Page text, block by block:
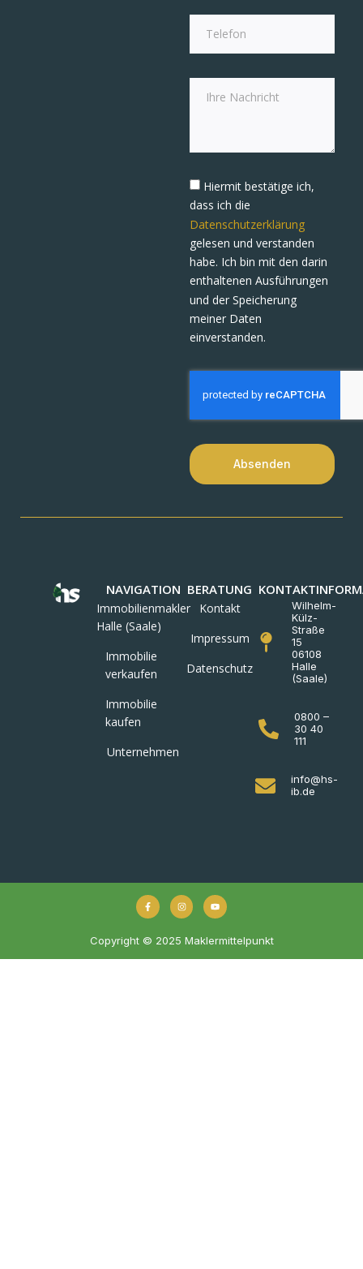
Hiermit bestätige ich,
dass ich die
Datenschutzerklärung
gelesen und verstanden
habe. Ich bin mit den darin
enthaltenen Ausführungen
und der Speicherung
meiner Daten
einverstanden.
Absenden
NAVIGATION
Immobilienmakler
Halle (Saale)
Immobilie
verkaufen
Immobilie
kaufen
Unternehmen
BERATUNG
Kontakt
Impressum
Datenschutz
Wilhelm-
Külz-
Straße
15
06108
Halle
(Saale)
0800 –
30 40
111
info@hs-
ib.de
Copyright © 2025 Maklermittelpunkt